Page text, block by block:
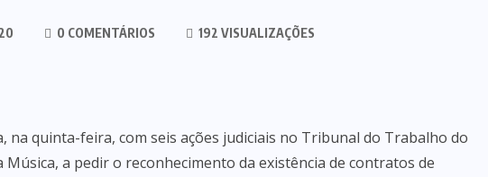
0 COMENTÁRIOS 192 VISUALIZAÇÕES
na quinta-feira, com seis ações judiciais no Tribunal do Trabalho do
Música, a pedir o reconhecimento da existência de contratos de